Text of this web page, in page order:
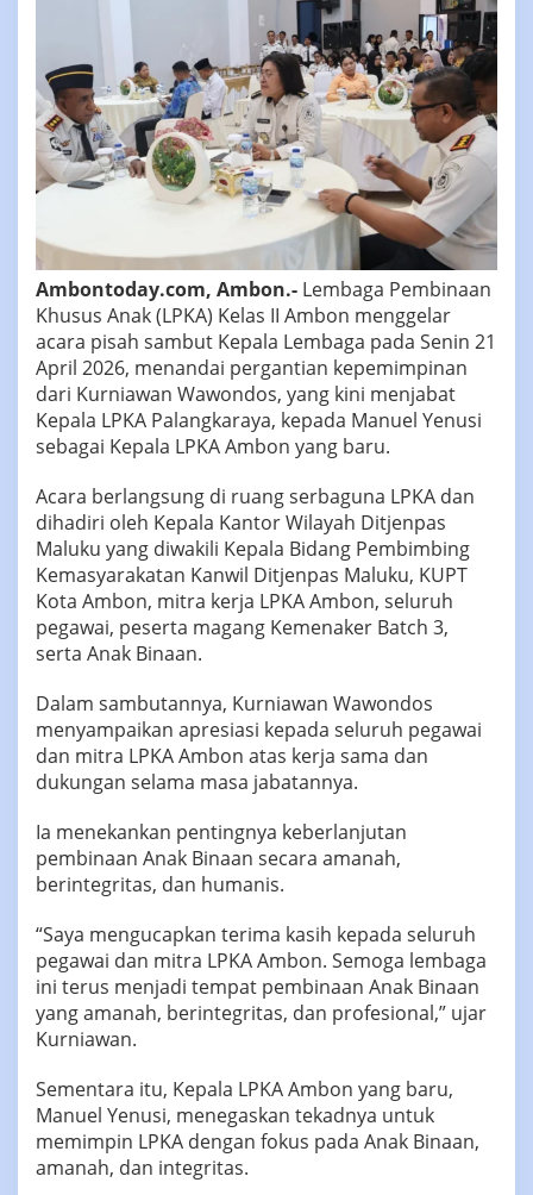
Ambontoday.com, Ambon.- Lembaga Pembinaan
Khusus Anak (LPKA) Kelas II Ambon menggelar
acara pisah sambut Kepala Lembaga pada Senin 21
April 2026, menandai pergantian kepemimpinan
dari Kurniawan Wawondos, yang kini menjabat
Kepala LPKA Palangkaraya, kepada Manuel Yenusi
sebagai Kepala LPKA Ambon yang baru.
‎‎Acara berlangsung di ruang serbaguna LPKA dan
dihadiri oleh Kepala Kantor Wilayah Ditjenpas
Maluku yang diwakili Kepala Bidang Pembimbing
Kemasyarakatan Kanwil Ditjenpas Maluku, KUPT
Kota Ambon, mitra kerja LPKA Ambon, seluruh
pegawai, peserta magang Kemenaker Batch 3,
serta Anak Binaan.
‎‎Dalam sambutannya, Kurniawan Wawondos
menyampaikan apresiasi kepada seluruh pegawai
dan mitra LPKA Ambon atas kerja sama dan
dukungan selama masa jabatannya.
‎Ia menekankan pentingnya keberlanjutan
pembinaan Anak Binaan secara amanah,
berintegritas, dan humanis.
‎“Saya mengucapkan terima kasih kepada seluruh
pegawai dan mitra LPKA Ambon. Semoga lembaga
ini terus menjadi tempat pembinaan Anak Binaan
yang amanah, berintegritas, dan profesional,” ujar
Kurniawan.
‎‎Sementara itu, Kepala LPKA Ambon yang baru,
Manuel Yenusi, menegaskan tekadnya untuk
memimpin LPKA dengan fokus pada Anak Binaan,
amanah, dan integritas.